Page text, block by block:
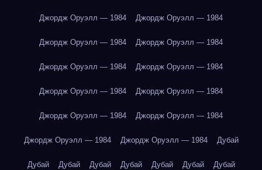
Джордж Оруэлл — 1984 Джордж Оруэлл — 1984
Джордж Оруэлл — 1984 Джордж Оруэлл — 1984
Джордж Оруэлл — 1984 Джордж Оруэлл — 1984
Джордж Оруэлл — 1984 Джордж Оруэлл — 1984
Джордж Оруэлл — 1984 Джордж Оруэлл — 1984
Джордж Оруэлл — 1984 Джордж Оруэлл — 1984 Дубай
Дубай Дубай Дубай Дубай Дубай Дубай Дубай